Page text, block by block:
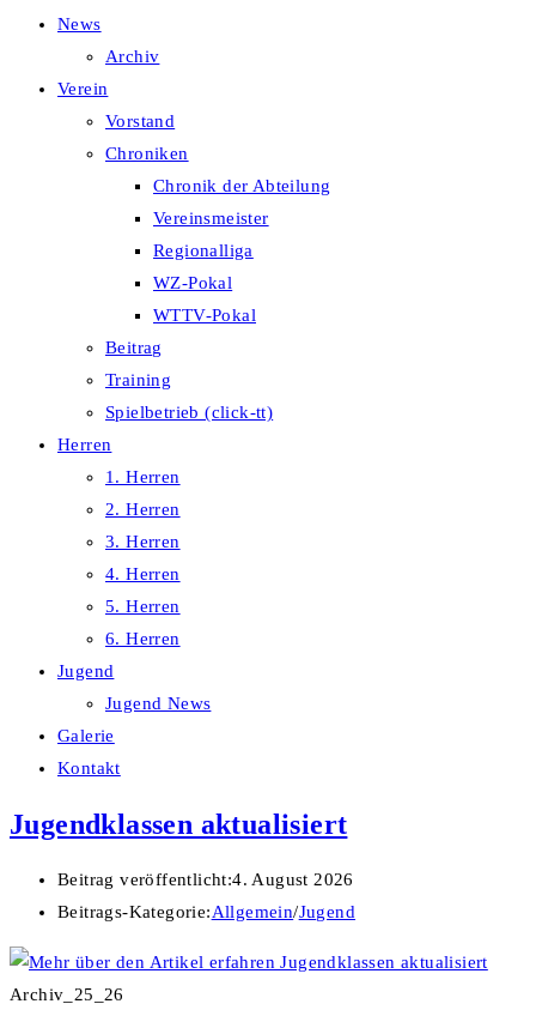
News
Archiv
Verein
Vorstand
Chroniken
Chronik der Abteilung
Vereinsmeister
Regionalliga
WZ-Pokal
WTTV-Pokal
Beitrag
Training
Spielbetrieb (click-tt)
Herren
1. Herren
2. Herren
3. Herren
4. Herren
5. Herren
6. Herren
Jugend
Jugend News
Galerie
Kontakt
Jugendklassen aktualisiert
Beitrag veröffentlicht:4. August 2026
Beitrags-Kategorie:Allgemein/Jugend
Archiv_25_26